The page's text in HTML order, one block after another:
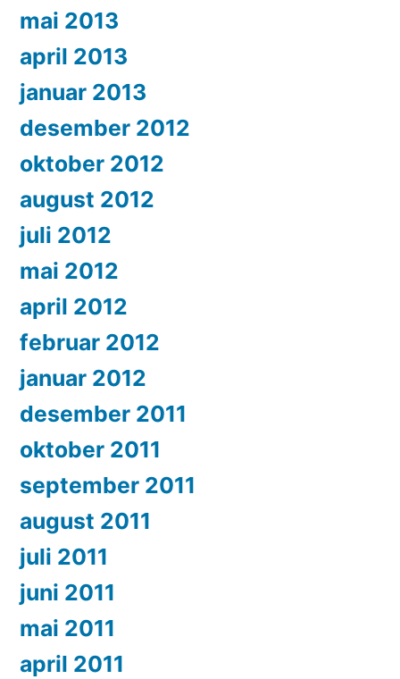
mai 2013
april 2013
januar 2013
desember 2012
oktober 2012
august 2012
juli 2012
mai 2012
april 2012
februar 2012
januar 2012
desember 2011
oktober 2011
september 2011
august 2011
juli 2011
juni 2011
mai 2011
april 2011